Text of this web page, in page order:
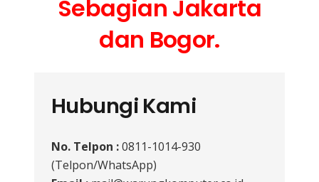
Sebagian Jakarta
dan Bogor.
Hubungi Kami
No. Telpon :0811-1014-930
(Telpon/WhatsApp)